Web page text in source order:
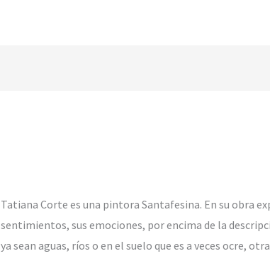
Tatiana Corte es una pintora Santafesina. En su obra
sentimientos, sus emociones, por encima de la
ya sean aguas, ríos o en el suelo que es a veces ocre,